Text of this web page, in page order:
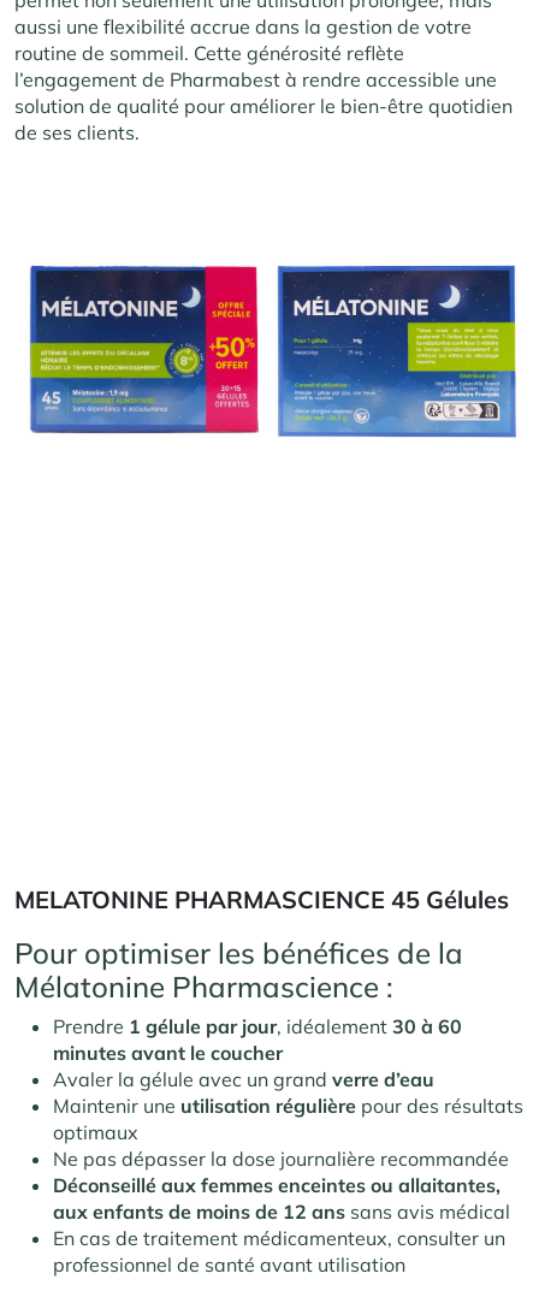
aussi une flexibilité accrue dans la gestion de votre
routine de sommeil. Cette générosité reflète
l’engagement de Pharmabest à rendre accessible une
solution de qualité pour améliorer le bien-être quotidien
de ses clients.
MELATONINE PHARMASCIENCE 45 Gélules
Pour optimiser les bénéfices de la
Mélatonine Pharmascience :
Prendre 1 gélule par jour, idéalement 30 à 60
minutes avant le coucher
Avaler la gélule avec un grand verre d’eau
Maintenir une utilisation régulière pour des résultats
optimaux
Ne pas dépasser la dose journalière recommandée
Déconseillé aux femmes enceintes ou allaitantes,
aux enfants de moins de 12 ans sans avis médical
En cas de traitement médicamenteux, consulter un
professionnel de santé avant utilisation